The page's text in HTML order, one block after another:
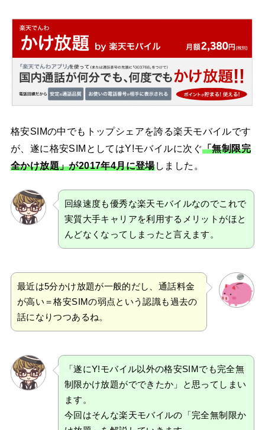
格安SIMの中でもトップシェアを誇る楽天モバイルです
が、遂に格安SIMとしてはY!モバイルに次ぐ「無制限完
全かけ放題」が2017年4月に登場しました。
回線速度も優秀な楽天モバイルなのでこれで
実質大手キャリアを利用するメリットがほと
んどなくなってしまったと言えます。
最近は5分かけ放題が一般的だし、通話料金
が高い＝格安SIMの弱点という認識も過去の
話になりつつあるね。
「遂にY!モバイル以外の格安SIMでも完全無
制限かけ放題がでできたか」と思ってしまい
ます。
今回はそんな楽天モバイルの「完全無制限か